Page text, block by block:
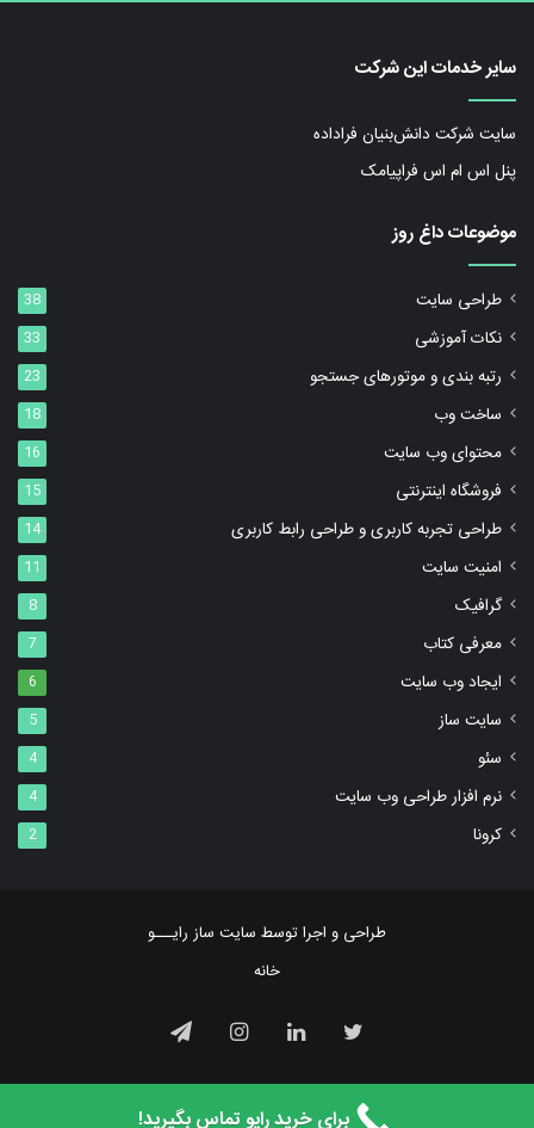
سایر خدمات این شرکت
سایت شرکت دانش‌بنیان فراداده
پنل اس ام اس فراپیامک
موضوعات داغ روز
طراحی سایت 38
نکات آموزشی 33
رتبه بندی و موتورهای جستجو 23
ساخت وب 18
محتوای وب سایت 16
فروشگاه اینترنتی 15
طراحی تجربه کاربری و طراحی رابط کاربری 14
امنیت سایت 11
گرافیک 8
معرفی کتاب 7
ایجاد وب سایت 6
سایت ساز 5
سئو 4
نرم افزار طراحی وب سایت 4
کرونا 2
طراحی و اجرا توسط ‌سایت ساز رایـــو
خانه
توییتر لینکداین اینستاگرام
برای خرید رایو تماس بگیرید!